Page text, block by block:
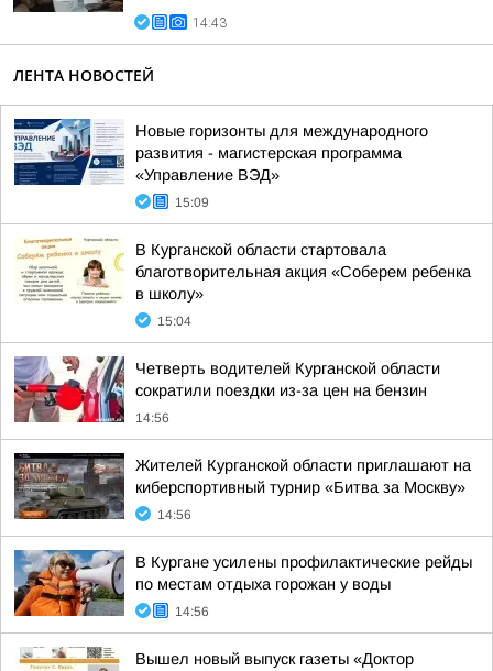
14:43
ЛЕНТА НОВОСТЕЙ
Новые горизонты для международного
развития - магистерская программа
«Управление ВЭД»
15:09
В Курганской области стартовала
благотворительная акция «Соберем ребенка
в школу»
15:04
Четверть водителей Курганской области
сократили поездки из-за цен на бензин
14:56
Жителей Курганской области приглашают на
киберспортивный турнир «Битва за Москву»
14:56
В Кургане усилены профилактические рейды
по местам отдыха горожан у воды
14:56
Вышел новый выпуск газеты «Доктор